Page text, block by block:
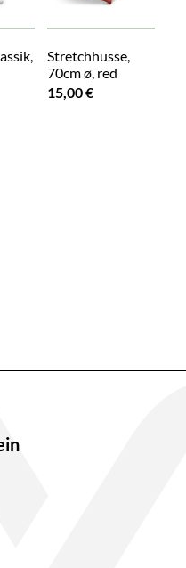
Stretchhusse,
70cm ø, red
15,00 €